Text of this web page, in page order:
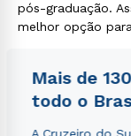
pós-graduação.
melhor opção
Mais de
todo o